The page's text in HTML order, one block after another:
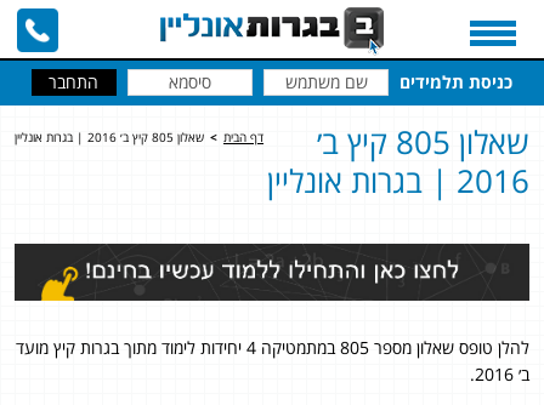
כניסת תלמידים
דף הבית > שאלון 805 קיץ ב׳ 2016 | בגרות אונליין
שאלון 805 קיץ ב׳
2016 | בגרות אונליין
להלן טופס שאלון מספר 805 במתמטיקה 4 יחידות לימוד מתוך בגרות קיץ מועד
ב׳ 2016.